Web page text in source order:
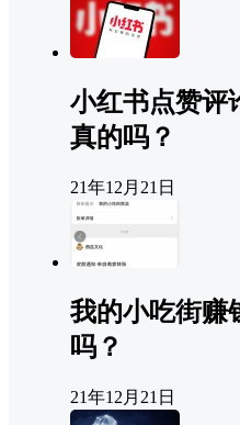
小红书点赞评
真的吗？
21年12月21日
我的小吃街赚
吗？
21年12月21日